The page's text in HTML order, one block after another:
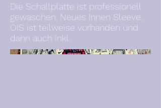
Die Schallplatte ist professionell
gewaschen. Neues Innen Sleeve.
OIS ist teilweise vorhanden und
dann auch inkl.